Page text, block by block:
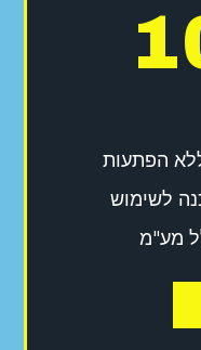
הפתעות
לשימוש
מע"מ